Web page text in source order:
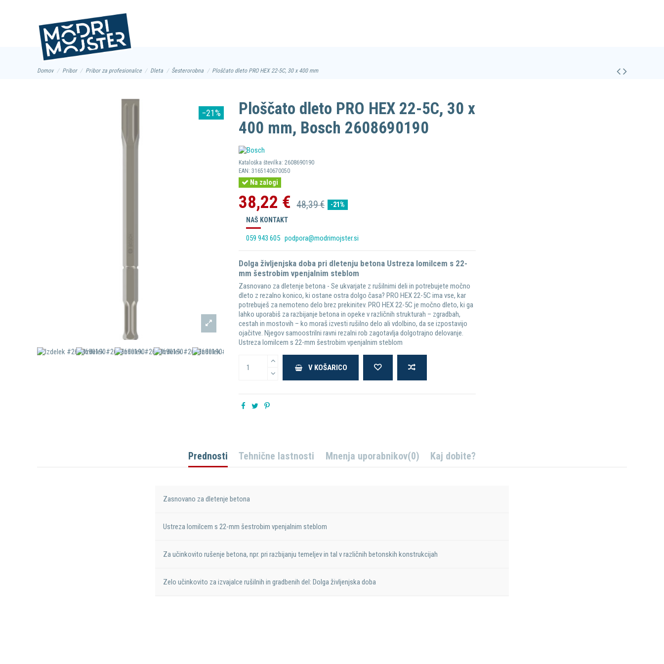
Domov Pribor Pribor za profesionalce Dleta Šesterorobna Ploščato dleto PRO HEX 22-5C, 30 x 400 mm
−21%
Ploščato dleto PRO HEX 22-5C, 30 x
400 mm, Bosch 2608690190
Kataloška številka: 2608690190
EAN: 3165140670050
Na zalogi
38,22 € 48,39 €
-21%
NAŠ KONTAKT
059 943 605 podpora@modrimojster.si
Dolga življenjska doba pri dletenju betona Ustreza lomilcem s 22-
mm šestrobim vpenjalnim steblom
Zasnovano za dletenje betona - Se ukvarjate z rušilnimi deli in potrebujete močno
dleto z rezalno konico, ki ostane ostra dolgo časa? PRO HEX 22-5C ima vse, kar
potrebuješ za nemoteno delo brez prekinitev. PRO HEX 22-5C je močno dleto, ki ga
lahko uporabiš za razbijanje betona in opeke v različnih strukturah – zgradbah,
cestah in mostovih – ko moraš izvesti rušilno delo ali vdolbino, da se izpostavijo
ojačitve. Njegov samoostrilni ravni rezalni rob zagotavlja dolgotrajno delovanje.
Ustreza lomilcem s 22-mm šestrobim vpenjalnim steblom
V KOŠARICO
Prednosti Tehnične lastnosti Mnenja uporabnikov(0) Kaj dobite?
Zasnovano za dletenje betona
Ustreza lomilcem s 22-mm šestrobim vpenjalnim steblom
Za učinkovito rušenje betona, npr. pri razbijanju temeljev in tal v različnih betonskih konstrukcijah
Zelo učinkovito za izvajalce rušilnih in gradbenih del: Dolga življenjska doba